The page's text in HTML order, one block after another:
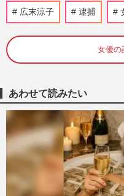
広末涼子
唱！「30
週刊女性
いね”1万
る“復帰
週刊女性
加藤あい
て思い起
ケベルの
週刊女性
広末涼子 逮捕
女優の
あわせて読みたい